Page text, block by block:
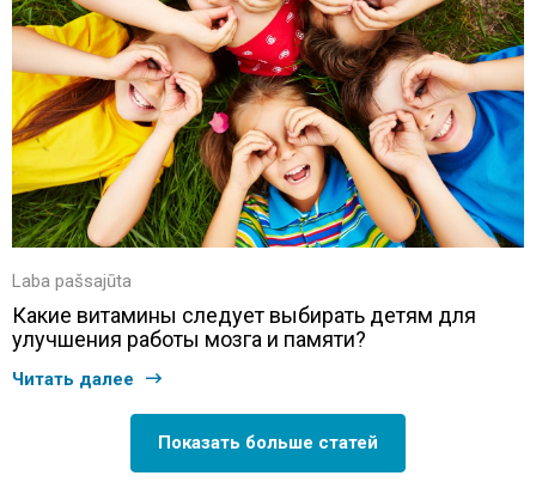
Laba pašsajūta
Какие витамины следует выбирать детям для
улучшения работы мозга и памяти?
Читать далее
Показать больше статей